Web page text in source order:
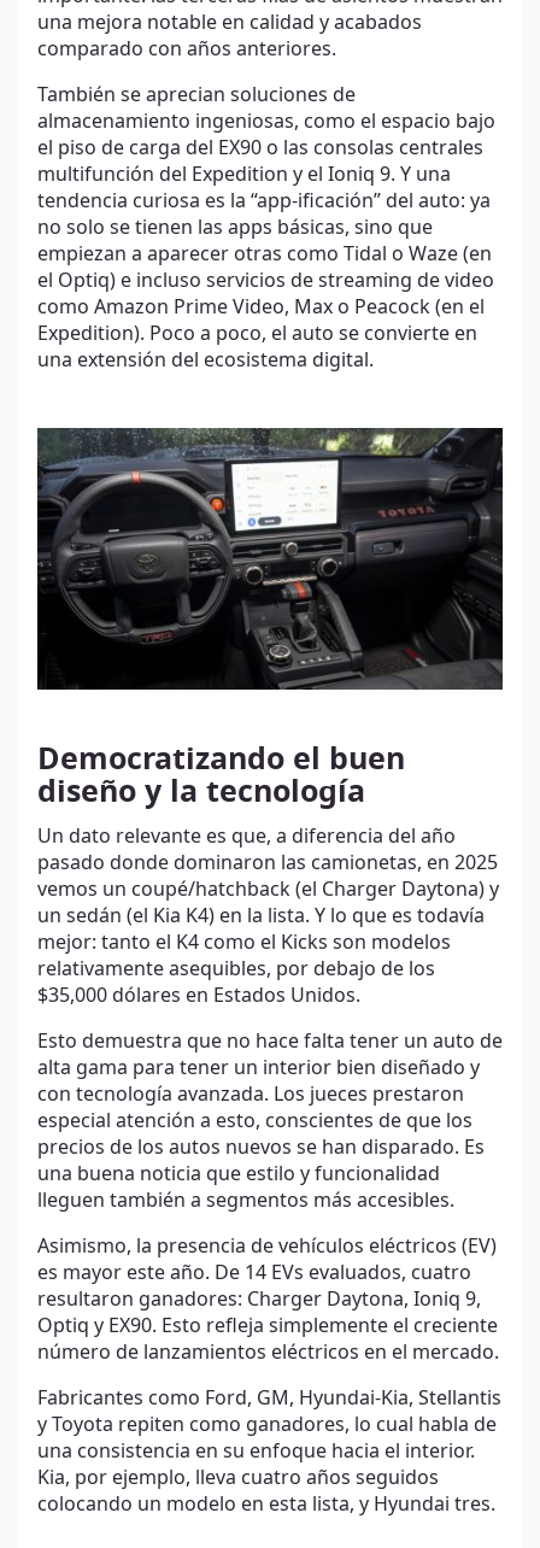
una mejora notable en calidad y acabados
comparado con años anteriores.
También se aprecian soluciones de
almacenamiento ingeniosas, como el espacio bajo
el piso de carga del EX90 o las consolas centrales
multifunción del Expedition y el Ioniq 9. Y una
tendencia curiosa es la “app-ificación” del auto: ya
no solo se tienen las apps básicas, sino que
empiezan a aparecer otras como Tidal o Waze (en
el Optiq) e incluso servicios de streaming de video
como Amazon Prime Video, Max o Peacock (en el
Expedition). Poco a poco, el auto se convierte en
una extensión del ecosistema digital.
Democratizando el buen
diseño y la tecnología
Un dato relevante es que, a diferencia del año
pasado donde dominaron las camionetas, en 2025
vemos un coupé/hatchback (el Charger Daytona) y
un sedán (el Kia K4) en la lista. Y lo que es todavía
mejor: tanto el K4 como el Kicks son modelos
relativamente asequibles, por debajo de los
$35,000 dólares en Estados Unidos.
Esto demuestra que no hace falta tener un auto de
alta gama para tener un interior bien diseñado y
con tecnología avanzada. Los jueces prestaron
especial atención a esto, conscientes de que los
precios de los autos nuevos se han disparado. Es
una buena noticia que estilo y funcionalidad
lleguen también a segmentos más accesibles.
Asimismo, la presencia de vehículos eléctricos (EV)
es mayor este año. De 14 EVs evaluados, cuatro
resultaron ganadores: Charger Daytona, Ioniq 9,
Optiq y EX90. Esto refleja simplemente el creciente
número de lanzamientos eléctricos en el mercado.
Fabricantes como Ford, GM, Hyundai-Kia, Stellantis
y Toyota repiten como ganadores, lo cual habla de
una consistencia en su enfoque hacia el interior.
Kia, por ejemplo, lleva cuatro años seguidos
colocando un modelo en esta lista, y Hyundai tres.